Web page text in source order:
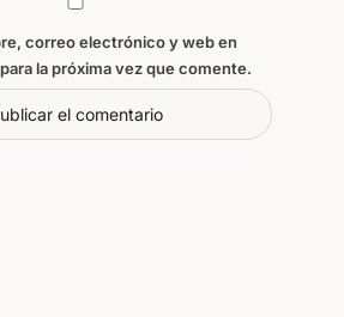
correo electrónico y web en
la próxima vez que comente.